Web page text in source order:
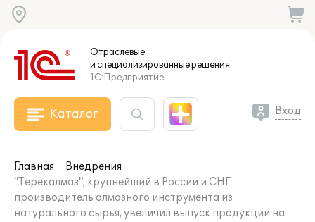
Отраслевые
и специализированныерешения
1С:Предприятие
Каталог Вход
Главная
Внедрения
"Терекалмаз", крупнейший в России и СНГ
производитель алмазного инструмента из
натурального сырья, увеличил выпуск продукции на